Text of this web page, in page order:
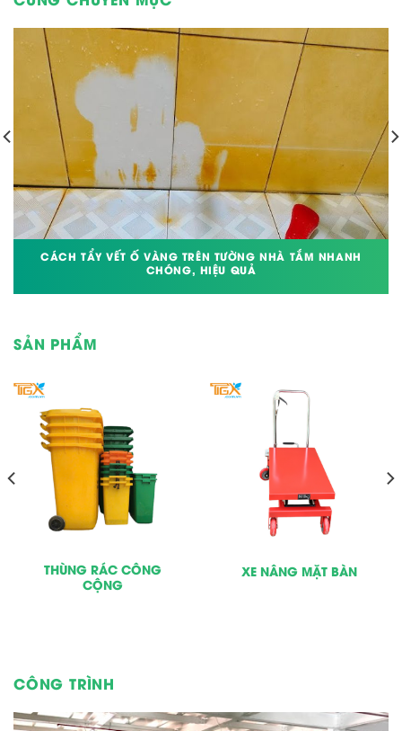
CÁCH TẨY VẾT Ố VÀNG TRÊN TƯỜNG NHÀ TẮM NHANH
CHÓNG, HIỆU QUẢ
SẢN PHẨM
THÙNG RÁC CÔNG
CỘNG
XE NÂNG MẶT BÀN
CÔNG TRÌNH